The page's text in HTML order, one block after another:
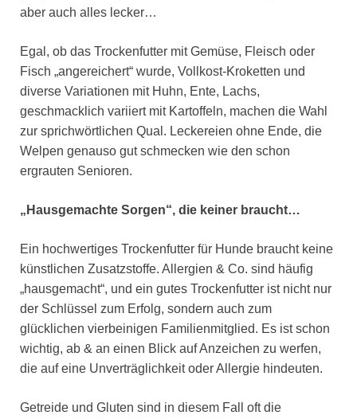
aber auch alles lecker…
Egal, ob das Trockenfutter mit Gemüse, Fleisch oder
Fisch „angereichert“ wurde, Vollkost-Kroketten und
diverse Variationen mit Huhn, Ente, Lachs,
geschmacklich variiert mit Kartoffeln, machen die Wahl
zur sprichwörtlichen Qual. Leckereien ohne Ende, die
Welpen genauso gut schmecken wie den schon
ergrauten Senioren.
„Hausgemachte Sorgen“, die keiner braucht…
Ein hochwertiges Trockenfutter für Hunde braucht keine
künstlichen Zusatzstoffe. Allergien & Co. sind häufig
„hausgemacht“, und ein gutes Trockenfutter ist nicht nur
der Schlüssel zum Erfolg, sondern auch zum
glücklichen vierbeinigen Familienmitglied. Es ist schon
wichtig, ab & an einen Blick auf Anzeichen zu werfen,
die auf eine Unverträglichkeit oder Allergie hindeuten.
Getreide und Gluten sind in diesem Fall oft die